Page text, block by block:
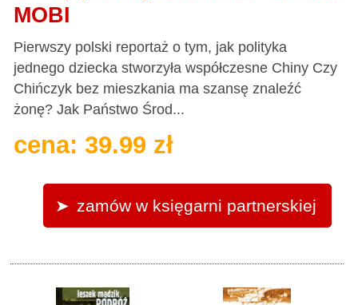
MOBI
Pierwszy polski reportaż o tym, jak polityka
jednego dziecka stworzyła współczesne Chiny Czy
Chińczyk bez mieszkania ma szansę znaleźć
żonę? Jak Państwo Środ...
cena: 39.99 zł
zamów w księgarni partnerskiej